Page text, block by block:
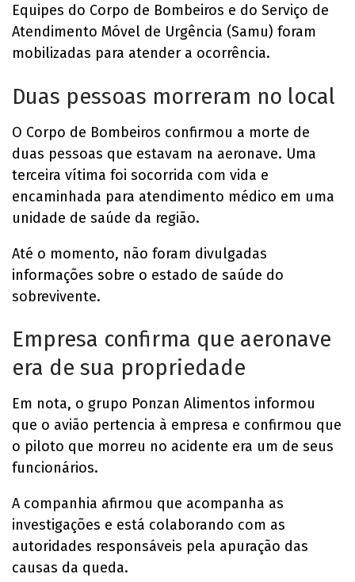
Equipes do Corpo de Bombeiros e do Serviço de
Atendimento Móvel de Urgência (Samu) foram
mobilizadas para atender a ocorrência.
Duas pessoas morreram no local
O Corpo de Bombeiros confirmou a morte de
duas pessoas que estavam na aeronave. Uma
terceira vítima foi socorrida com vida e
encaminhada para atendimento médico em uma
unidade de saúde da região.
Até o momento, não foram divulgadas
informações sobre o estado de saúde do
sobrevivente.
Empresa confirma que aeronave
era de sua propriedade
Em nota, o grupo Ponzan Alimentos informou
que o avião pertencia à empresa e confirmou que
o piloto que morreu no acidente era um de seus
funcionários.
A companhia afirmou que acompanha as
investigações e está colaborando com as
autoridades responsáveis pela apuração das
causas da queda.